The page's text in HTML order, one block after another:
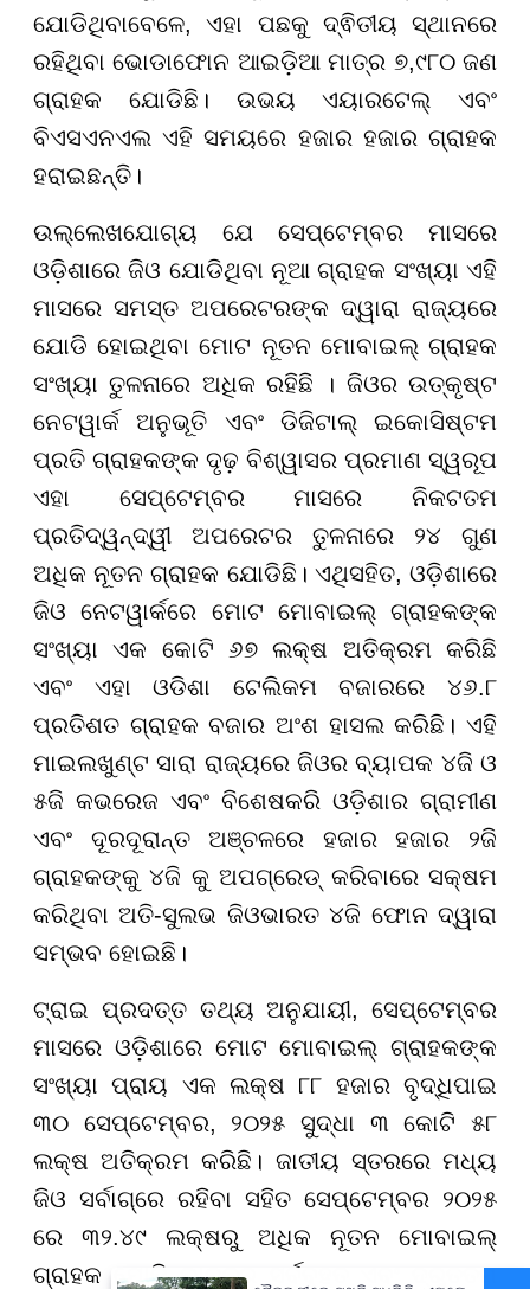
ଯୋଡିଥିବାବେଳେ,ଏହା ପଛକୁ ଦ୍ଵିତୀୟ ସ୍ଥାନରେ
ରହିଥିବା ଭୋଡାଫୋନ ଆଇଡ଼ିଆ ମାତ୍ର ୭,୯୮୦ ଜଣ
ଗ୍ରାହକ ଯୋଡିଛି। ଉଭୟ ଏୟାରଟେଲ୍ ଏବଂ
ବିଏସଏନଏଲ ଏହି ସମୟରେ ହଜାର ହଜାର ଗ୍ରାହକ
ହରାଇଛନ୍ତି।
ଉଲ୍ଲେଖଯୋଗ୍ୟ ଯେ ସେପ୍ଟେମ୍ବର ମାସରେ
ଓଡ଼ିଶାରେ ଜିଓ ଯୋଡିଥିବା ନୂଆ ଗ୍ରାହକ ସଂଖ୍ୟା ଏହି
ମାସରେ ସମସ୍ତ ଅପରେଟରଙ୍କ ଦ୍ୱାରା ରାଜ୍ୟରେ
ଯୋଡି ହୋଇଥିବା ମୋଟ ନୂତନ ମୋବାଇଲ୍ ଗ୍ରାହକ
ସଂଖ୍ୟା ତୁଳନାରେ ଅଧିକ ରହିଛି । ଜିଓର ଉତ୍କୃଷ୍ଟ
ନେଟୱାର୍କ ଅନୁଭୂତି ଏବଂ ଡିଜିଟାଲ୍ ଇକୋସିଷ୍ଟମ
ପ୍ରତି ଗ୍ରାହକଙ୍କ ଦୃଢ଼ ବିଶ୍ୱାସର ପ୍ରମାଣ ସ୍ୱରୂପ
ଏହା ସେପ୍ଟେମ୍ବର ମାସରେ ନିକଟତମ
ପ୍ରତିଦ୍ୱନ୍ଦ୍ୱୀ ଅପରେଟର ତୁଳନାରେ ୨୪ ଗୁଣ
ଅଧିକ ନୂତନ ଗ୍ରାହକ ଯୋଡିଛି। ଏଥିସହିତ,ଓଡ଼ିଶାରେ
ଜିଓ ନେଟୱାର୍କରେ ମୋଟ ମୋବାଇଲ୍ ଗ୍ରାହକଙ୍କ
ସଂଖ୍ୟା ଏକ କୋଟି ୬୭ ଲକ୍ଷ ଅତିକ୍ରମ କରିଛି
ଏବଂ ଏହା ଓଡିଶା ଟେଲିକମ ବଜାରରେ ୪୬.୮
ପ୍ରତିଶତ ଗ୍ରାହକ ବଜାର ଅଂଶ ହାସଲ କରିଛି। ଏହି
ମାଇଲଖୁଣ୍ଟ ସାରା ରାଜ୍ୟରେ ଜିଓର ବ୍ୟାପକ ୪ଜି ଓ
୫ଜି କଭରେଜ ଏବଂ ବିଶେଷକରି ଓଡ଼ିଶାର ଗ୍ରାମୀଣ
ଏବଂ ଦୂରଦୂରାନ୍ତ ଅଞ୍ଚଳରେ ହଜାର ହଜାର ୨ଜି
ଗ୍ରାହକଙ୍କୁ ୪ଜି କୁ ଅପଗ୍ରେଡ୍ କରିବାରେ ସକ୍ଷମ
କରିଥିବା ଅତି-ସୁଲଭ ଜିଓଭାରତ ୪ଜି ଫୋନ ଦ୍ୱାରା
ସମ୍ଭବ ହୋଇଛି।
ଟ୍ରାଇ ପ୍ରଦତ୍ତ ତଥ୍ୟ ଅନୁଯାୟୀ, ସେପ୍ଟେମ୍ବର
ମାସରେ ଓଡ଼ିଶାରେ ମୋଟ ମୋବାଇଲ୍ ଗ୍ରାହକଙ୍କ
ସଂଖ୍ୟା ପ୍ରାୟ ଏକ ଲକ୍ଷ ୮୮ ହଜାର ବୃଦ୍ଧିପାଇ
୩୦ ସେପ୍ଟେମ୍ବର, ୨୦୨୫ ସୁଦ୍ଧା ୩ କୋଟି ୫୮
ଲକ୍ଷ ଅତିକ୍ରମ କରିଛି। ଜାତୀୟ ସ୍ତରରେ ମଧ୍ୟ
ଜିଓ ସର୍ବାଗ୍ରେ ରହିବା ସହିତ ସେପ୍ଟେମ୍ବର ୨୦୨୫
ରେ ୩୨.୪୯ ଲକ୍ଷରୁ ଅଧିକ ନୂତନ ମୋବାଇଲ୍
ଗ୍ରାହକ ଯୋଡି ଭାରତର ସର୍ବବୃହତ ଏବଂ ଦ୍ରୁତତମ